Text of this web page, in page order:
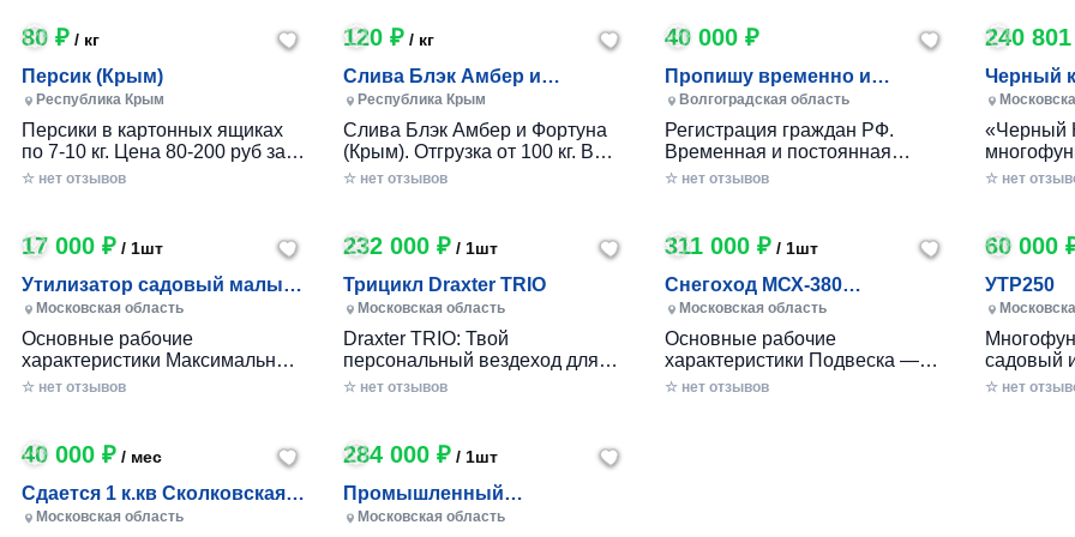
80 ₽ / кг
Персик (Крым)
Республика Крым
Персики в картонных ящиках
по 7-10 кг. Цена 80-200 руб за 1
кг в зависимости от размера и
☆ нет отзывов
120 ₽/ кг
Слива Блэк Амбер и
Фортуна (Крым)
Республика Крым
Слива Блэк Амбер и Фортуна
(Крым). Отгрузка от 100 кг. В
картонном ящике по 7-10 кг.
☆ нет отзывов
40 000 ₽
Пропишу временно и
постоянно в Волжском
Волгоградская область
Регистрация граждан РФ.
Временная и постоянная
официально через мфц.
☆ нет отзывов
240
Черный
«Черный
колесный
садами и
стильный
☆ нет
17 000 ₽ / 1шт
Утилизатор садовый малый
(УСМ)
Московская область
Основные рабочие
характеристики Максимальный
размер переработки
ножей — Сталь 65Г Габариты
Вес станка, кг — до 25 Длина
ножа, мм — 80 Размеры (дл х
шир х выс), мм. — 360х360х680
☆ нет отзывов
232 000 ₽/ 1шт
Трицикл Draxter TRIO
Московская область
Draxter TRIO: Твой
персональный вездеход для
приключений и развлечений!
развлечений? • Вездеходные
возможности: Проходимость, о
которой ты мог только мечтать!
Легко преодолевай песок,
☆ нет отзывов
311 000 ₽/ 1шт
Снегоход МСХ-380
(20л.с.-11А-РС, Вариатор,
Long (П
Московская область
Основные рабочие
характеристики Подвеска —
Катковая Максимальная
☆ нет отзывов
60 000
УТР250
садовый
☆ нет
40 000 ₽ / мес
Сдается 1 к.кв Сколковская 1
Б, МО
Московская область
284 000 ₽/ 1шт
Промышленный
измельчитель веток
Московская область